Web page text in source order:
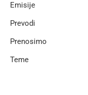
Emisije
Prevodi
Prenosimo
Teme